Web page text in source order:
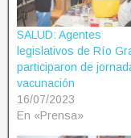
SALUD: Agentes
legislativos de Río
participaron de
vacunación
16/07/2023
En «Prensa»